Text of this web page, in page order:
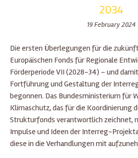
2034
19 February 2024
Die ersten Überlegungen für die
Europäischen Fonds für Regionale
Förderperiode VII (2028-34) – und
Fortführung und Gestaltung der
begonnen. Das Bundesministerium für
Klimaschutz, das für die Koordinierung
Strukturfonds verantwortlich zeichnet,
Impulse und Ideen der Interreg-
diese in die Verhandlungen mit